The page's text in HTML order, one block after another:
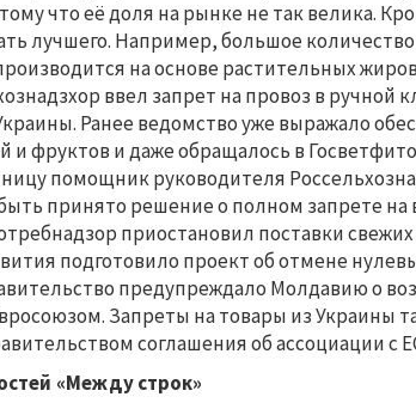
что её доля на рынке не так велика.
лучшего. Например, большое
на основе растительных
ввел запрет на провоз в ручной
Ранее ведомство уже выражало
и фруктов и даже обращалось в
помощник руководителя
принято решение о полном запрете на
приостановил поставки
подготовило проект об отмене
предупреждало Молдавию о
Запреты на товары из Украины
соглашения об ассоциации с
«Между строк»